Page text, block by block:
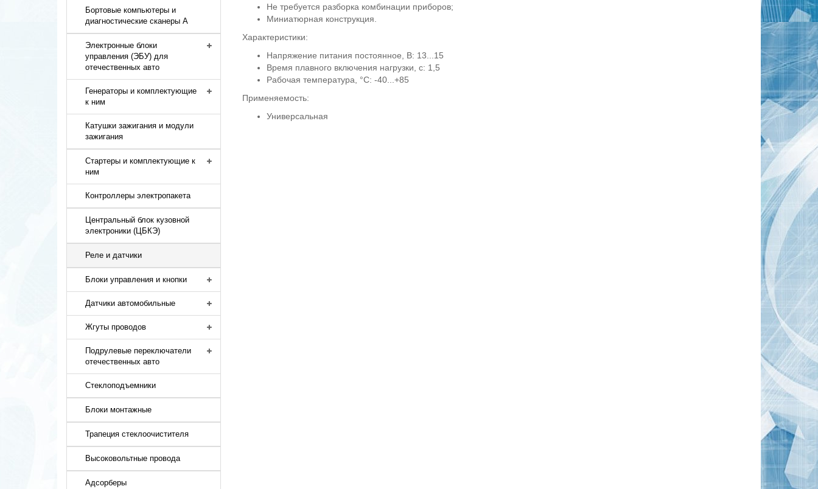
Бортовые компьютеры и
диагностические сканеры A
Электронные блоки
управления (ЭБУ) для
отечественных авто
Генераторы и комплектующие
к ним
Катушки зажигания и модули
зажигания
Стартеры и комплектующие к
ним
Контроллеры электропакета
Центральный блок кузовной
электроники (ЦБКЭ)
Реле и датчики
Блоки управления и кнопки
Датчики автомобильные
Жгуты проводов
Подрулевые переключатели
отечественных авто
Стеклоподъемники
Блоки монтажные
Трапеция стеклоочистителя
Высоковольтные провода
Адсорберы
Не требуется разборка комбинации приборов;
Миниатюрная конструкция.
Характеристики:
Напряжение питания постоянное, В: 13...15
Время плавного включения нагрузки, с: 1,5
Рабочая температура, °С: -40...+85
Применяемость:
Универсальная